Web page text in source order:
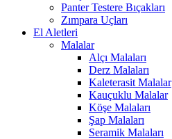
Panter Testere Bıçakları
Zımpara Uçları
El Aletleri
Malalar
Alçı Malaları
Derz Malaları
Kaleterasit Malalar
Kauçuklu Malalar
Köşe Malaları
Şap Malaları
Seramik Malaları